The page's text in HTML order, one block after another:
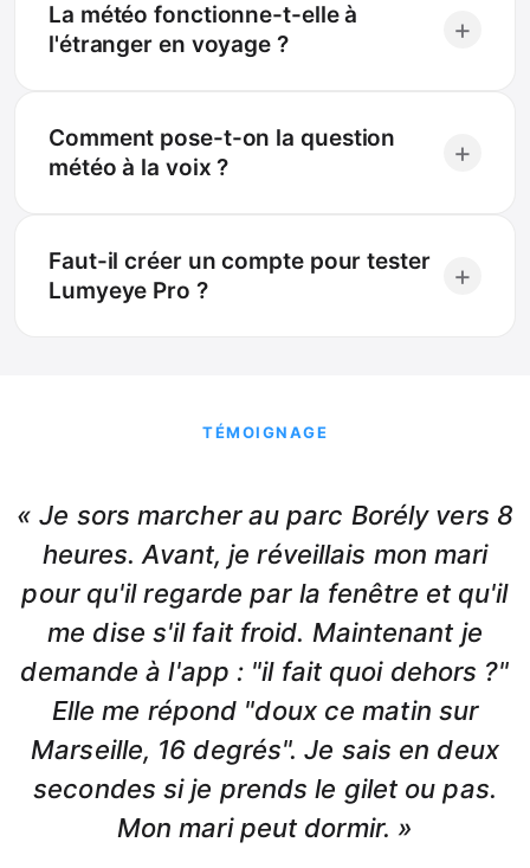
La météo fonctionne-t-elle à
l'étranger en voyage ?
+
Comment pose-t-on la question
météo à la voix ?
+
Faut-il créer un compte pour tester
Lumyeye Pro ?
+
TÉMOIGNAGE
« Je sors marcher au parc Borély vers 8
heures. Avant, je réveillais mon mari
pour qu'il regarde par la fenêtre et qu'il
me dise s'il fait froid. Maintenant je
demande à l'app : "il fait quoi dehors ?"
Elle me répond "doux ce matin sur
Marseille, 16 degrés". Je sais en deux
secondes si je prends le gilet ou pas.
Mon mari peut dormir. »